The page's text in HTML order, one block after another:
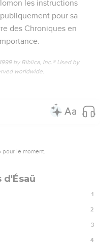
les instructions
pour sa
des Chroniques en
by Biblica, Inc.® Used by
worldwide.
le moment.
d'Ésaü
1
2
3
4